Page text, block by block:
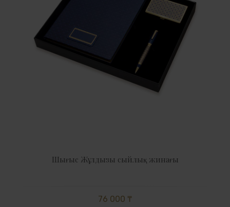
Шығыс Жұлдызы сыйлық жинағы
76 000 ₸